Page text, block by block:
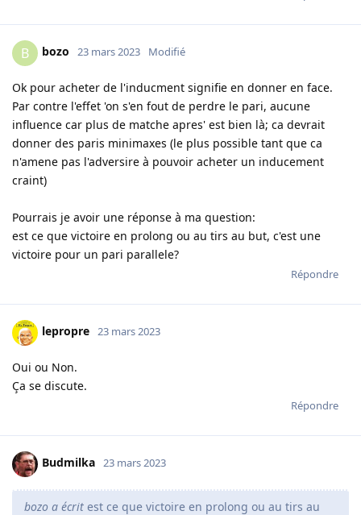
B bozo 23 mars 2023 Modifié
Ok pour acheter de l'inducment signifie en donner en face.
Par contre l'effet 'on s'en fout de perdre le pari, aucune
influence car plus de matche apres' est bien là; ca devrait
donner des paris minimaxes (le plus possible tant que ca
n'amene pas l'adversire à pouvoir acheter un inducement
craint)
Pourrais je avoir une réponse à ma question:
est ce que victoire en prolong ou au tirs au but, c'est une
victoire pour un pari parallele?
Répondre
lepropre 23 mars 2023
Oui ou Non.
Ça se discute.
Répondre
Budmilka 23 mars 2023
bozo a écrit est ce que victoire en prolong ou au tirs au